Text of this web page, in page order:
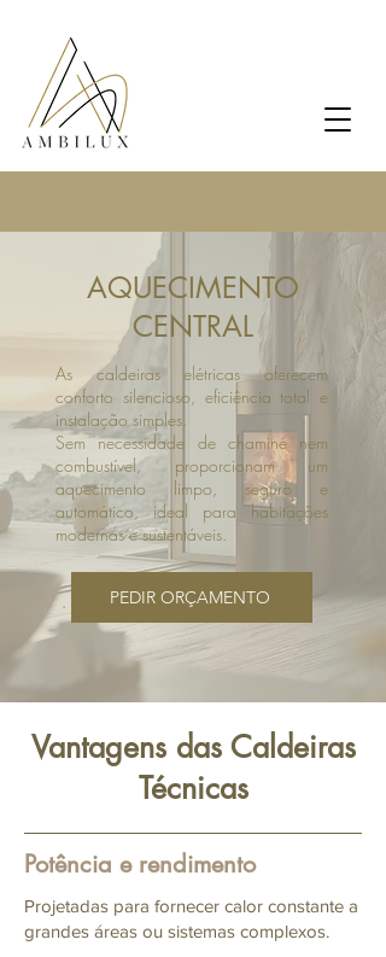
AQUECIMENTO
CENTRAL
As caldeiras elétricas oferecem
conforto silencioso, eficiência total e
instalação simples.
Sem necessidade de chaminé nem
combustível, proporcionam um
aquecimento limpo, seguro e
automático, ideal para habitações
modernas e sustentáveis.
PEDIR ORÇAMENTO
Vantagens das Caldeiras
Técnicas
Potência e rendimento
Projetadas para fornecer calor constante a
grandes áreas ou sistemas complexos.